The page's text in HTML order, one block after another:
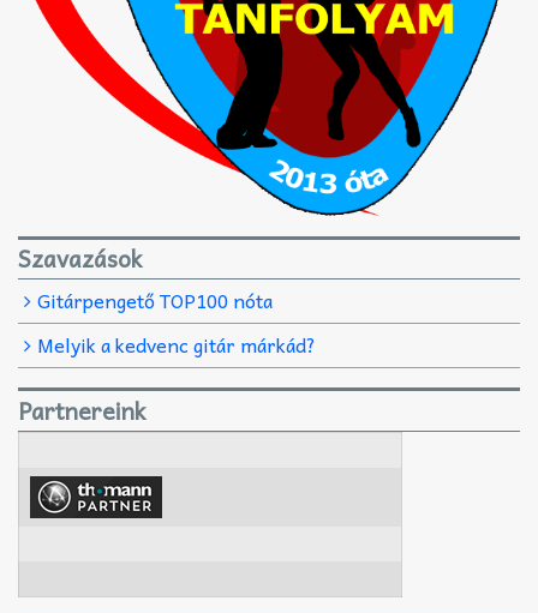
Szavazások
Gitárpengető TOP100 nóta
Melyik a kedvenc gitár márkád?
Partnereink